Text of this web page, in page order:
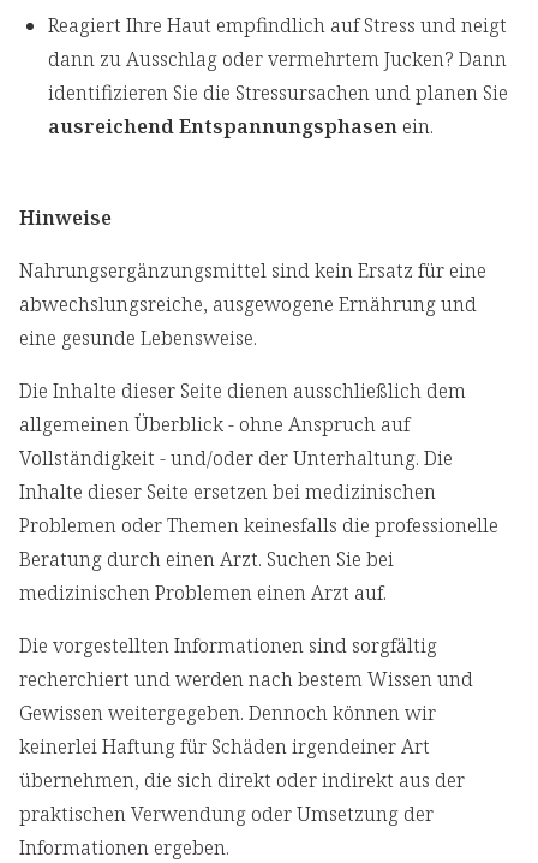
Reagiert Ihre Haut empfindlich auf Stress und neigt
dann zu Ausschlag oder vermehrtem Jucken? Dann
identifizieren Sie die Stressursachen und planen Sie
ausreichend Entspannungsphasen ein.
Hinweise
Nahrungsergänzungsmittel sind kein Ersatz für eine
abwechslungsreiche, ausgewogene Ernährung und
eine gesunde Lebensweise.
Die Inhalte dieser Seite dienen ausschließlich dem
allgemeinen Überblick - ohne Anspruch auf
Vollständigkeit - und/oder der Unterhaltung. Die
Inhalte dieser Seite ersetzen bei medizinischen
Problemen oder Themen keinesfalls die professionelle
Beratung durch einen Arzt. Suchen Sie bei
medizinischen Problemen einen Arzt auf.
Die vorgestellten Informationen sind sorgfältig
recherchiert und werden nach bestem Wissen und
Gewissen weitergegeben. Dennoch können wir
keinerlei Haftung für Schäden irgendeiner Art
übernehmen, die sich direkt oder indirekt aus der
praktischen Verwendung oder Umsetzung der
Informationen ergeben.